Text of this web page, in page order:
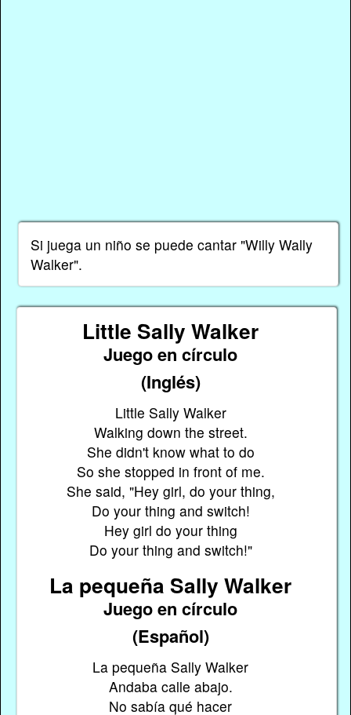
Si juega un niño se puede cantar "Willy Wally
Walker".
Little Sally Walker
Juego en círculo
(Inglés)
Little Sally Walker
Walking down the street.
She didn't know what to do
So she stopped in front of me.
She said, "Hey girl, do your thing,
Do your thing and switch!
Hey girl do your thing
Do your thing and switch!"
La pequeña Sally Walker
Juego en círculo
(Español)
La pequeña Sally Walker
Andaba calle abajo.
No sabía qué hacer